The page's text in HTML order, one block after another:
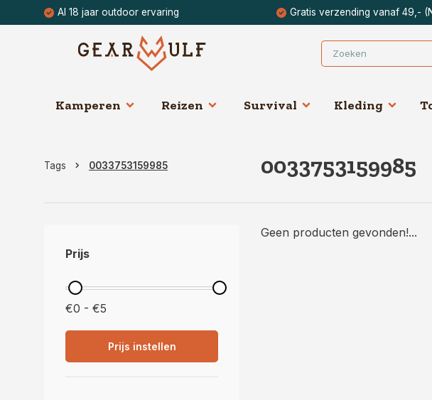
Al 18 jaar outdoor ervaring Gratis verzending vanaf 49,-
Kamperen Reizen Survival Kleding
Tags 0033753159985 0033753159985
Prijs
€0 - €5
Prijs instellen
Geen producten gevonden!...